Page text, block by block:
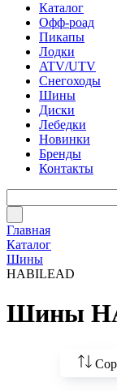
Каталог
Офф-роад
Пикапы
Лодки
ATV/UTV
Снегоходы
Шины
Диски
Лебедки
Новинки
Бренды
Контакты
Главная
Каталог
Шины
HABILEAD
Шины